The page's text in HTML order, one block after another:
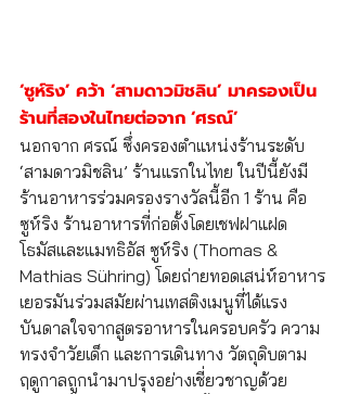
‘ซูห์ริง’ คว้า ‘สามดาวมิชลิน’ มาครองเป็น
ร้านที่สองในไทยต่อจาก ‘ศรณ์’
นอกจาก ศรณ์ ซึ่งครองตำแหน่งร้านระดับ
‘สามดาวมิชลิน’ ร้านแรกในไทย ในปีนี้ยังมี
ร้านอาหารร่วมครองรางวัลนี้อีก 1 ร้าน คือ
ซูห์ริง ร้านอาหารที่ก่อตั้งโดยเชฟฝาแฝด
โธมัสและแมทธิอัส ซูห์ริง (Thomas &
Mathias Sühring) โดยถ่ายทอดเสน่ห์อาหาร
เยอรมันร่วมสมัยผ่านเทสติงเมนูที่ได้แรง
บันดาลใจจากสูตรอาหารในครอบครัว ความ
ทรงจำวัยเด็ก และการเดินทาง วัตถุดิบตาม
ฤดูกาลถูกนำมาปรุงอย่างเชี่ยวชาญด้วย